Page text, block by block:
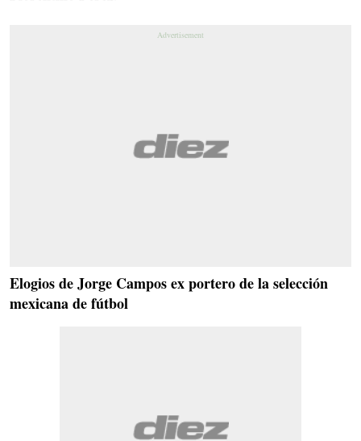
Elogios de Jorge Campos ex portero de la selección
mexicana de fútbol